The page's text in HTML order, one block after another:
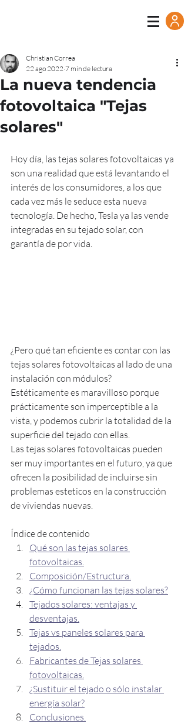
La nueva tendencia
fotovoltaica "Tejas
solares"
Christian Correa
22 ago 2022 7 min de lectura
Hoy día, las tejas solares fotovoltaicas ya
son una realidad que está levantando el
interés de los consumidores, a los que
cada vez más le seduce esta nueva
tecnología. De hecho, Tesla ya las vende
integradas en su tejado solar, con
garantía de por vida.
¿Pero qué tan eficiente es contar con las
tejas solares fotovoltaicas al lado de una
instalación con módulos?
Estéticamente es maravilloso porque
prácticamente son imperceptible a la
vista, y podemos cubrir la totalidad de la
superficie del tejado con ellas.
Las tejas solares fotovoltaicas pueden
ser muy importantes en el futuro, ya que
ofrecen la posibilidad de incluirse sin
problemas esteticos en la construcción
de viviendas nuevas.
Índice de contenido
Qué son las tejas solares
fotovoltaicas.
Composición/Estructura.
¿Cómo funcionan las tejas solares?
Tejados solares: ventajas y
desventajas.
Tejas vs paneles solares para
tejados.
Fabricantes de Tejas solares
fotovoltaicas.
¿Sustituir el tejado o sólo instalar
energía solar?
Conclusiones.